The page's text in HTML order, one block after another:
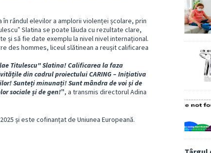
rândul elevilor a amplorii violenței școlare, prin
Slatina se poate lăuda cu rezultate clare,
și să fie date exemplu la nivel nivel internațional.
des hommes, liceul slătinean a reușit calificarea
Titulescu" Slatina! Calificarea la faza
din cadrul proiectului CARING – Inițiativa
Sunteți minunați! Sunt mândra de voi și de
sociale și de gen!ˮ, a transmis directorul Adina
și este cofinanțat de Uniunea Europeană.